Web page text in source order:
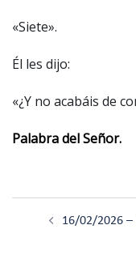
«Siete».
Él les dijo:
«¿Y no acabáis de
Palabra del Señor.
16/02/2026 –